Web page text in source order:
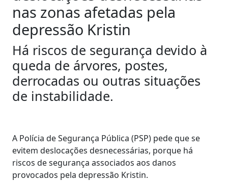
nas zonas afetadas pela
depressão Kristin
Há riscos de segurança devido à
queda de árvores, postes,
derrocadas ou outras situações
de instabilidade.
A Polícia de Segurança Pública (PSP) pede que se
evitem deslocações desnecessárias, porque há
riscos de segurança associados aos danos
provocados pela depressão Kristin.